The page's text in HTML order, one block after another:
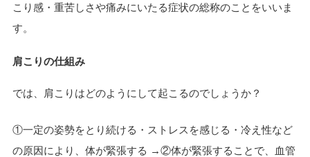
こり感・重苦しさや痛みにいたる症状の総称のことをいいま
す。
肩こりの仕組み
では、肩こりはどのようにして起こるのでしょうか？
①一定の姿勢をとり続ける・ストレスを感じる・冷え性など
の原因により、体が緊張する →②体が緊張することで、血管